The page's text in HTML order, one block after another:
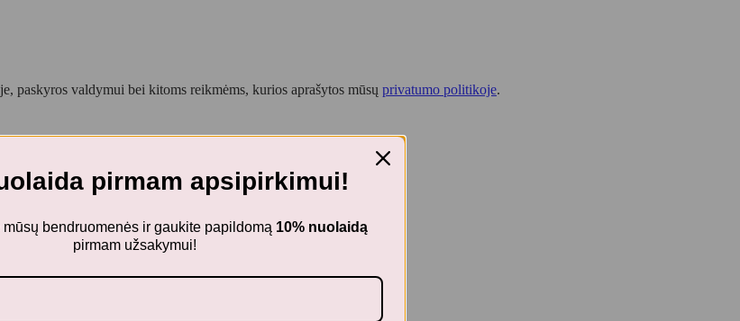
paskyros valdymui bei kitoms reikmėms, kurios aprašytos mūsų privatumo politikoje.
FRUIT DOVE BLUE MULTI MIX
pirmam apsipirkimui!
bendruomenės ir gaukite papildomą 10% nuolaidą
pirmam užsakymui!